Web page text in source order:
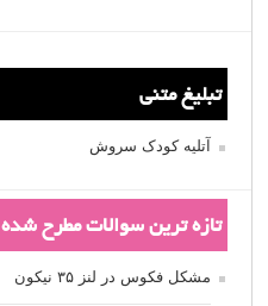
تبلیغ متنی
آتلیه کودک سروش
تازه ترین سوالات مطرح شده
مشکل فکوس در لنز ۳۵ نیکون